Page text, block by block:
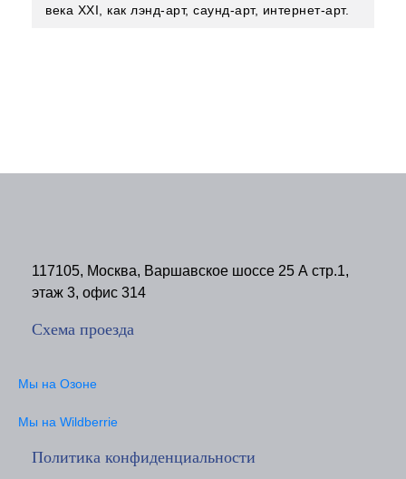
века XXI, как лэнд-арт, саунд-арт, интернет-арт.
117105, Москва, Варшавское шоссе 25 А стр.1,
этаж 3, офис 314
Схема проезда
Мы на Озоне
Мы на Wildberrie
Политика конфиденциальности